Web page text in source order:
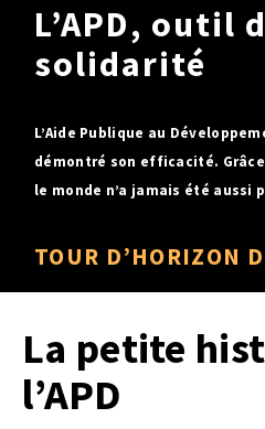
L’APD, outil
solidarité
L’Aide Publique au
démontré son efficacité.
le monde n’a jamais été aussi
TOUR D’HORIZON
La petite
l’APD